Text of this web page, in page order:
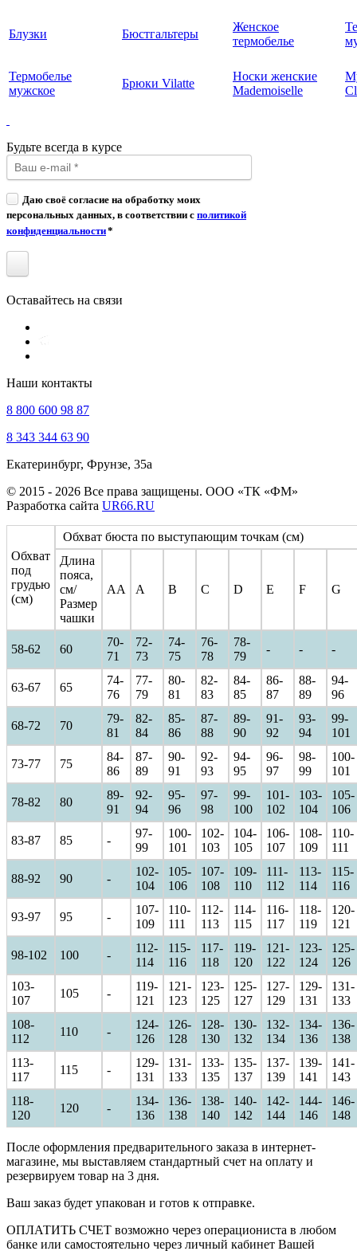
Блузки Бюстгальтеры
Женское
термобелье
Термобелье
мужское
Брюки Vilatte
Носки женские
Mademoiselle
Будьте всегда в курсе
Даю своё согласие на обработку моих
персональных данных, в соответствии с политикой
конфиденциальности*
Оставайтесь на связи
Наши контакты
8 800 600 98 87
8 343 344 63 90
Екатеринбург, Фрунзе, 35а
© 2015 - 2026 Все права защищены. ООО «ТК «ФМ»
Разработка сайта UR66.RU
Обхват
под
грудью
(см)
Обхват бюста по выступающим точкам (см)
Длина
пояса,
см/
Размер
чашки
AA A B C D E F G
58-62 60
70-
71
72-
73
74-
75
76-
78
78-
79
- - -
63-67 65
74-
76
77-
79
80-
81
82-
83
84-
85
86-
87
88-
89
94-
96
68-72 70
79-
81
82-
84
85-
86
87-
88
89-
90
91-
92
93-
94
99-
101
73-77 75
84-
86
87-
89
90-
91
92-
93
94-
95
96-
97
98-
99
100-
101
78-82 80
89-
91
92-
94
95-
96
97-
98
99-
100
101-
102
103-
104
105-
106
83-87 85 -
97-
99
100-
101
102-
103
104-
105
106-
107
108-
109
110-
111
88-92 90 -
102-
104
105-
106
107-
108
109-
110
111-
112
113-
114
115-
116
93-97 95 -
107-
109
110-
111
112-
113
114-
115
116-
117
118-
119
120-
121
98-102 100 -
112-
114
115-
116
117-
118
119-
120
121-
122
123-
124
125-
126
103-
107
105 -
119-
121
121-
123
123-
125
125-
127
127-
129
129-
131
131-
133
108-
112
110 -
124-
126
126-
128
128-
130
130-
132
132-
134
134-
136
136-
138
113-
117
115 -
129-
131
131-
133
133-
135
135-
137
137-
139
139-
141
141-
143
118-
120
120 -
134-
136
136-
138
138-
140
140-
142
142-
144
144-
146
146-
148
После оформления предварительного заказа в интернет-
магазине, мы выставляем стандартный счет на оплату и
резервируем товар на 3 дня.
Ваш заказ будет упакован и готов к отправке.
ОПЛАТИТЬ СЧЕТ возможно через операциониста в любом
банке или самостоятельно через личный кабинет Вашей